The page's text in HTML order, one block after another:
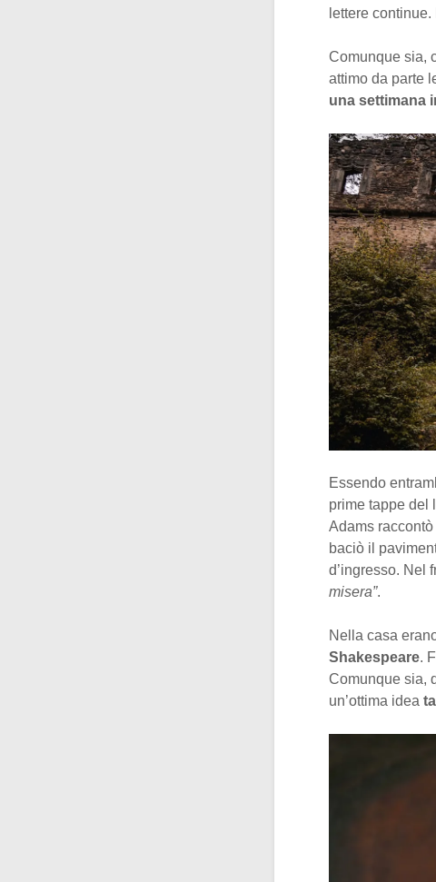
lettere
Comunque sia,
attimo da parte
una settimana
Essendo
prime tappe del
Adams
baciò il
d’ingresso. Nel
misera”.
Nella casa
Shakespeare.
Comunque sia,
un’ottima idea